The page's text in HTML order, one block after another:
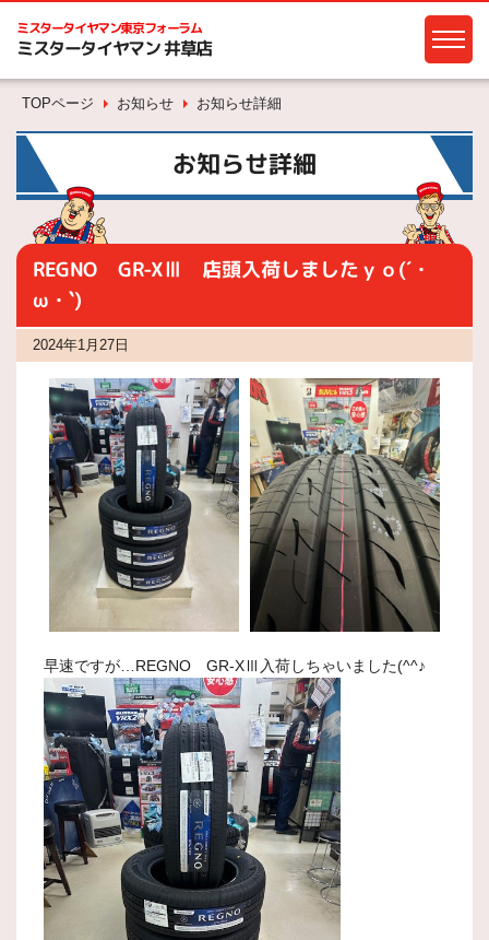
ミスタータイヤマン東京フォーラム
ミスタータイヤマン 井草店
TOPページ お知らせ お知らせ詳細
お知らせ詳細
REGNO GR-XⅢ 店頭入荷しましたｙｏ(´・
ω・`)
2024年1月27日
早速ですが…REGNO GR-XⅢ入荷しちゃいました(^^♪